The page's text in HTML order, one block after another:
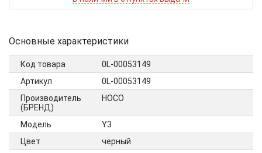
Основные характеристики
Код товара
0L-00053149
Артикул
0L-00053149
Производитель
(БРЕНД)
HOCO
Модель
Y3
Цвет
черный